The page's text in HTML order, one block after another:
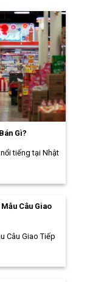
Gì?
tiếng tại Nhật
Câu Giao
Câu Giao Tiếp